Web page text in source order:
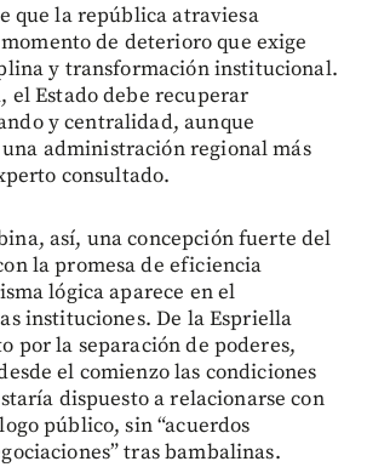
que la república atraviesa
de deterioro que exige
y transformación institucional.
el Estado debe recuperar
y centralidad, aunque
administración regional más
consultado.
así, una concepción fuerte del
la promesa de eficiencia
lógica aparece en el
instituciones. De la Espriella
por la separación de poderes,
el comienzo las condiciones
dispuesto a relacionarse con
público, sin “acuerdos
tras bambalinas.